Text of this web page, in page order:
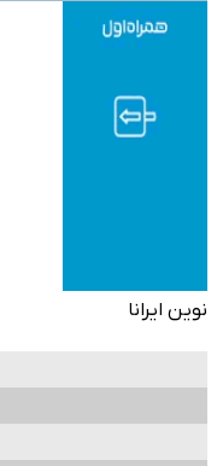
نوین ایرانا